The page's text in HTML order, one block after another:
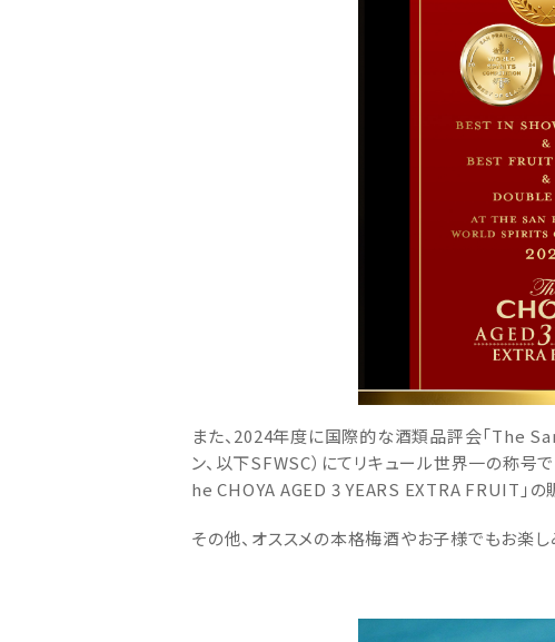
また、2024年度に国際的な酒類品評会「The
ン、以下SFWSC）にてリキュール世界一の称号
he CHOYA AGED 3 YEARS EXTRA FRUIT」の
その他、オススメの本格梅酒やお子様でもお楽